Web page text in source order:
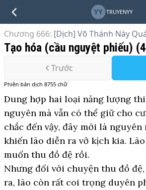
YY TRUYENYY
Chương 666: [Dịch] Võ Thánh Này
Tạo hóa (cầu nguyệt phiếu)
Trước
Phiên bản dịch 8755 chữ
Dung hợp hai loại năng lượng
nguyên mà vẫn có thể giữ cho
chắc đến vậy, đây mới là
khiến lão diễn ra vở kịch kia.
muốn thu đồ đệ rồi.
Nhưng đối với chuyện thu đồ
ra, lão còn rất coi trọng duyên